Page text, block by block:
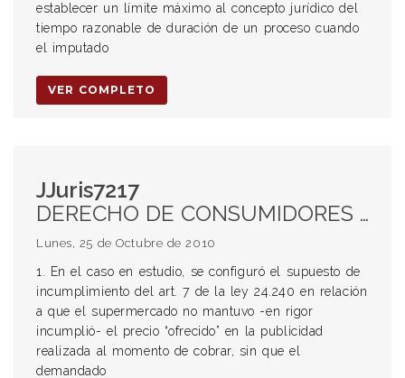
establecer un límite máximo al concepto jurídico del
tiempo razonable de duración de un proceso cuando
el imputado
VER COMPLETO
JJuris7217
DERECHO DE CONSUMIDORES Y USUARIOS. LEY 24240 ART 7. INCUMPLIMIENTO. NO MANTENIMIENTO DEL PRECIO OFRECIDO EN LA PUBLICIDAD. FALTA DE PRUEBA SOBRE LA REVOCACIÓN DE LA OFERTA. RESPONSABILIDAD CONTRACTUAL. DEBER DE SEGURIDAD. RESPETO DEL DEBER DE IDENTIDAD ENTRE LO OFRECIDO Y LO ENTREGADO. DAÑO MORAL. BEBIDA ALCOHÓLICA. DIFERENCIA DE PRECIO. DAÑO PUNITIVO. ART 52 BIS LEY 24240. MULTA CIVIL. ADICIONAL A LA INDEMNIZACIÓN DE DAÑOS Y PERJUICIOS. INCUMPLIMIENTO DEL CONTRATO. PEDIDO DE LA PARTE PERJUDICADA. TOPE DE CINCO MIL PESOS. GRAVEDAD DEL HECHO.
Lunes, 25 de Octubre de 2010
1. En el caso en estudio, se configuró el supuesto de
incumplimiento del art. 7 de la ley 24.240 en relación
a que el supermercado no mantuvo -en rigor
incumplió- el precio “ofrecido” en la publicidad
realizada al momento de cobrar, sin que el
demandado